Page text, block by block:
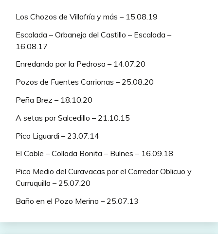
Los Chozos de Villafría y más – 15.08.19
Escalada – Orbaneja del Castillo – Escalada –
16.08.17
Enredando por la Pedrosa – 14.07.20
Pozos de Fuentes Carrionas – 25.08.20
Peña Brez – 18.10.20
A setas por Salcedillo – 21.10.15
Pico Liguardi – 23.07.14
El Cable – Collada Bonita – Bulnes – 16.09.18
Pico Medio del Curavacas por el Corredor Oblicuo y
Curruquilla – 25.07.20
Baño en el Pozo Merino – 25.07.13